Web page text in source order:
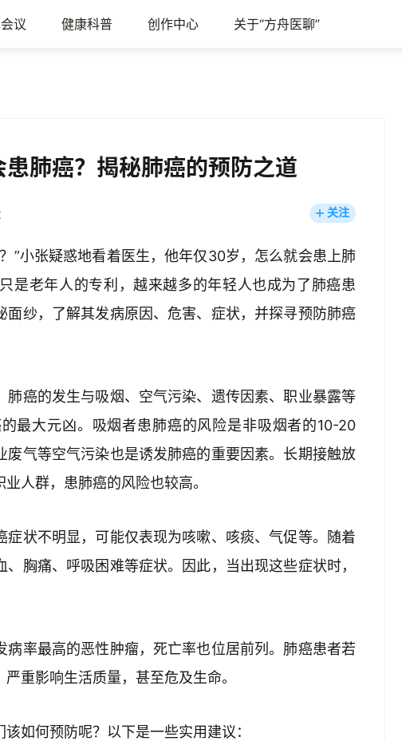
议 健康科普 创作中心 关于“方舟医聊”
肺癌？揭秘肺癌的预防之道
关注
”小张疑惑地看着医生，他年仅30岁，怎么就会患上肺
是老年人的专利，越来越多的年轻人也成为了肺癌患
纱，了解其发病原因、危害、症状，并探寻预防肺癌
肺癌的发生与吸烟、空气污染、遗传因素、职业暴露等
最大元凶。吸烟者患肺癌的风险是非吸烟者的10-20
气等空气污染也是诱发肺癌的重要因素。长期接触放
人群，患肺癌的风险也较高。
症状不明显，可能仅表现为咳嗽、咳痰、气促等。随着
胸痛、呼吸困难等症状。因此，当出现这些症状时，
病率最高的恶性肿瘤，死亡率也位居前列。肺癌患者若
重影响生活质量，甚至危及生命。
如何预防呢？以下是一些实用建议：